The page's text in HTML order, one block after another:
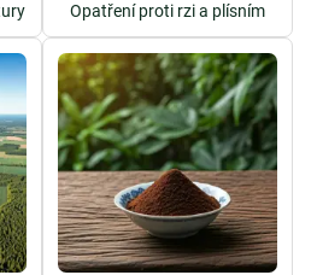
Opatření proti rzi a plísním